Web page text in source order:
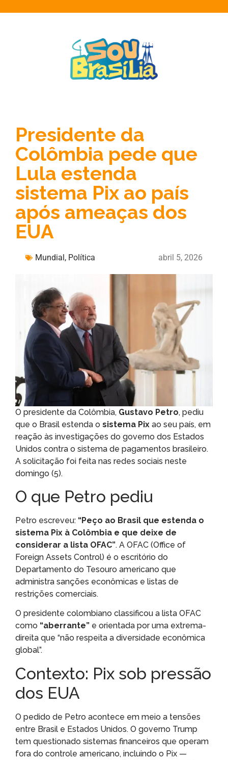
Presidente da
Colômbia pede que
Lula estenda
sistema Pix ao país
após ameaças dos
EUA
Mundial, Política abril 5, 2026
O presidente da Colômbia, Gustavo Petro, pediu
que o Brasil estenda o sistema Pix ao seu país, em
reação às investigações do governo dos Estados
Unidos contra o sistema de pagamentos brasileiro.
A solicitação foi feita nas redes sociais neste
domingo (5).
O que Petro pediu
Petro escreveu: “Peço ao Brasil que estenda o
sistema Pix à Colômbia e que deixe de
considerar a lista OFAC”. A OFAC (Office of
Foreign Assets Control) é o escritório do
Departamento do Tesouro americano que
administra sanções econômicas e listas de
restrições comerciais.
O presidente colombiano classificou a lista OFAC
como “aberrante” e orientada por uma extrema-
direita que “não respeita a diversidade econômica
global”.
Contexto: Pix sob pressão
dos EUA
O pedido de Petro acontece em meio a tensões
entre Brasil e Estados Unidos. O governo Trump
tem questionado sistemas financeiros que operam
fora do controle americano, incluindo o Pix —